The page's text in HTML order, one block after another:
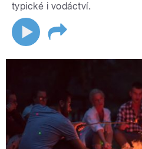
typické i vodáctví.